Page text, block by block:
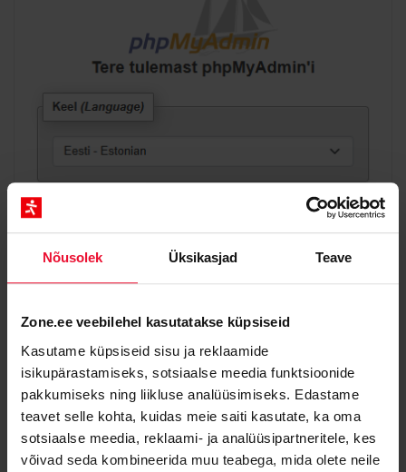
Nõusolek Üksikasjad Teave
Zone.ee veebilehel kasutatakse küpsiseid
Kasutame küpsiseid sisu ja reklaamide
isikupärastamiseks, sotsiaalse meedia funktsioonide
pakkumiseks ning liikluse analüüsimiseks. Edastame
teavet selle kohta, kuidas meie saiti kasutate, ka oma
sotsiaalse meedia, reklaami- ja analüüsipartneritele, kes
võivad seda kombineerida muu teabega, mida olete neile